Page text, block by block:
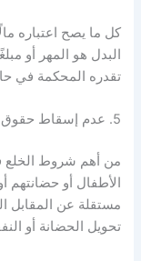
كل ما يصح اعتباره
البدل هو المهر أو
تقدره المحكمة في
5. عدم إسقاط حقوق الأطفال
من أهم شروط الخلع
الأطفال أو
مستقلة عن المقابل
تحويل الحضانة أو